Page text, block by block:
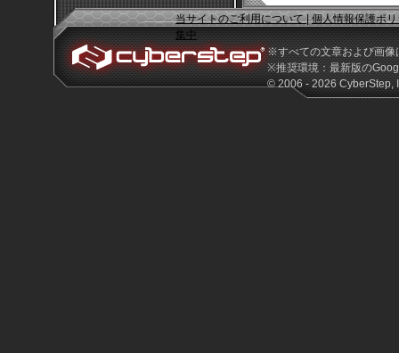
当サイトのご利用について|個人情報保護ポ
集中
※すべての文章および画像
※推奨環境：最新版の
© 2006 - 2026 CyberStep,